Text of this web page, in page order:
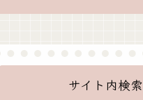
サイト内検索